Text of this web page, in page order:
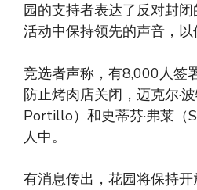
园的支持者表达了反对封闭
活动中保持领先的声音，以
竞选者声称，有8,000人签
防止烤肉店关闭，迈克尔·
Portillo）和史蒂芬·弗莱（
人中。
有消息传出，花园将保持